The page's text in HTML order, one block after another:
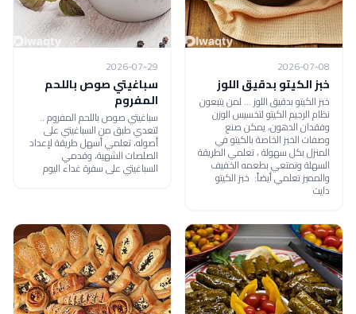
2026-07-08
خبز الكيتو بدقيق اللوز
خبز الكيتو بدقيق اللوز ... لمن يتبعون
نظام الرجيم الكيتو لتخسيس الوزن
وفقدان الدهون، يمكن صنع
وصفات الخبز الخاصة بالكيتو في
المنزل بكل سهولة ، تعلمي الطريقة
السهلة وتمتعي بطعمه الخفيف
والمميز تعلمي أيضاً: خبز الكيتو
دايت
2026-07-29
سباغيتي صوص باللحم
المفروم
سباغيتي صوص باللحم المفروم ..
لتعدي طبق من السباغيتي على
أصوله، تعلمي أسهل طريقة لإعداد
الصلصات الشهية، وقدمي
السباغيتي على سفرة غداء اليوم